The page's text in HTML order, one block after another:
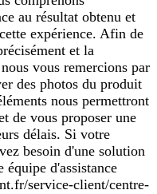
au résultat obtenu et
expérience. Afin de
et la
vous remercions par
des photos du produit
nous permettront
de vous proposer une
délais. Si votre
besoin d'une solution
d'assistance
service-client/centre-